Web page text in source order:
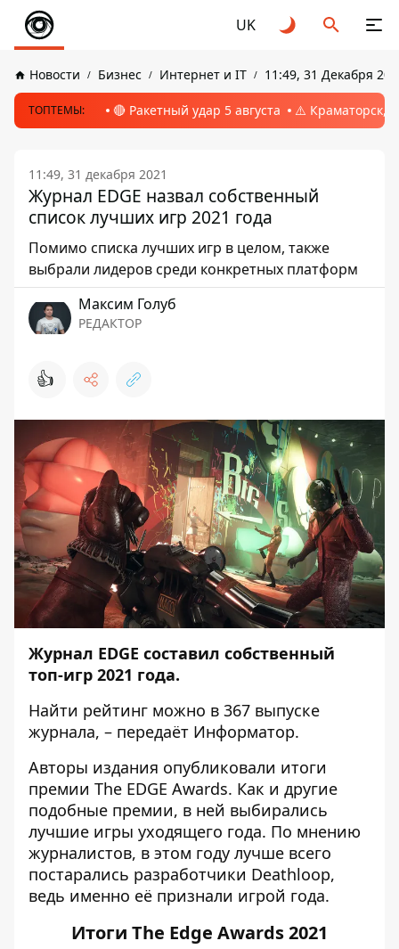
UK
Новости Бизнес Интернет и IT 11:49, 31 Декабря
ТОПТЕМЫ: 🔴 Ракетный удар 5 августа ⚠️ Краматорск,
11:49, 31 декабря 2021
Журнал EDGE назвал собственный
список лучших игр 2021 года
Помимо списка лучших игр в целом, также
выбрали лидеров среди конкретных платформ
Максим Голуб
РЕДАКТОР
👍
Журнал EDGE составил собственный
топ-игр 2021 года.
Найти рейтинг можно в 367 выпуске
журнала, – передаёт Информатор.
Авторы издания опубликовали итоги
премии The EDGE Awards. Как и другие
подобные премии, в ней выбирались
лучшие игры уходящего года. По мнению
журналистов, в этом году лучше всего
постарались разработчики Deathloop,
ведь именно её признали игрой года.
Итоги The Edge Awards 2021